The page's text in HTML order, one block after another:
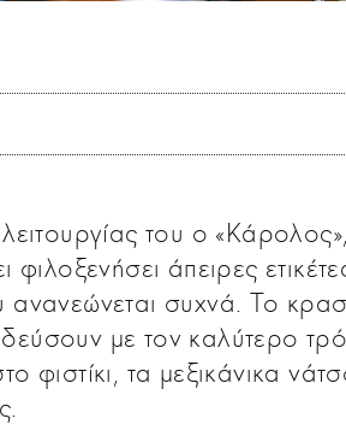
του ο
φιλοξενήσει άπειρες
ανανεώνεται συχνά. Το
με τον καλύτερο
φιστίκι, τα μεξικάνικα